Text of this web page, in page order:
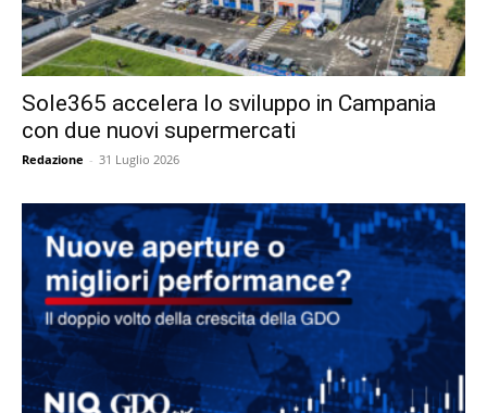
Sole365 accelera lo sviluppo in Campania
con due nuovi supermercati
Redazione - 31 Luglio 2026